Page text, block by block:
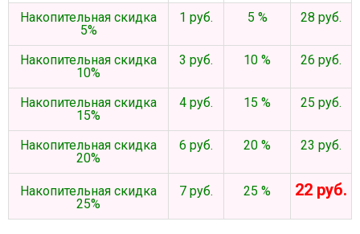
Накопительная скидка
5%
1 руб. 5 % 28 руб.
Накопительная скидка
10%
3 руб. 10 % 26 руб.
Накопительная скидка
15%
4 руб. 15 % 25 руб.
Накопительная скидка
20%
6 руб. 20 % 23 руб.
Накопительная скидка
25%
7 руб. 25 % 22 руб.